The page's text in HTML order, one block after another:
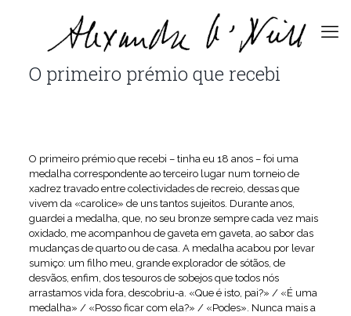
O primeiro prémio que recebi
O primeiro prémio que recebi – tinha eu 18 anos – foi uma
medalha correspondente ao terceiro lugar num torneio de
xadrez travado entre colectividades de recreio, dessas que
vivem da «carolice» de uns tantos sujeitos. Durante anos,
guardei a medalha, que, no seu bronze sempre cada vez mais
oxidado, me acompanhou de gaveta em gaveta, ao sabor das
mudanças de quarto ou de casa. A medalha acabou por levar
sumiço: um filho meu, grande explorador de sótãos, de
desvãos, enfim, dos tesouros de sobejos que todos nós
arrastamos vida fora, descobriu-a. «Que é isto, pai?» / «É uma
medalha» / «Posso ficar com ela?» / «Podes». Nunca mais a